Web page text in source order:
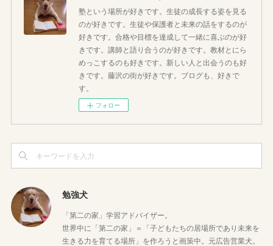
塾という場所が好きです。生徒の成長する姿を見る
のが好きです。生徒や保護者と未来の話をするのが
好きです。合格や目標を達成して一緒に喜ぶのが好
きです。講師と語り合うのが好きです。教材とにら
めっこするのも好きです。新しい人と出会うのも好
きです。藤沢の街が好きです。ブログも、好きで
す。
フォロー
勉強犬
「第二の家」学習アドバイザー。
世界中に「第二の家」＝「子どもたちの居場所であり未来を
生きる力を育てる場所」を作ろうと画策中。元広告営業犬。